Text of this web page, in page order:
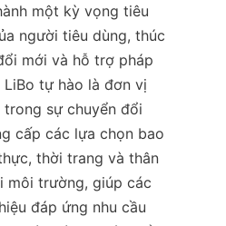
một kỳ vọng tiêu
người tiêu dùng, thúc
mới và hỗ trợ pháp
LiBo tự hào là đơn vị
trong sự chuyển đổi
cấp các lựa chọn bao
thời trang và thân
môi trường, giúp các
đáp ứng nhu cầu